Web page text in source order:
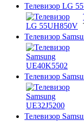
Телевизор LG
Телевизор
Телевизор
Телевизор